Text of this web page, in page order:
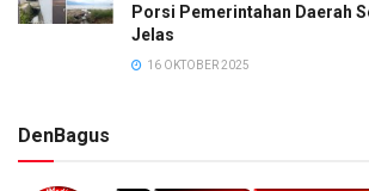
Porsi Pemerintahan Daerah
Jelas
16 OKTOBER 2025
DenBagus